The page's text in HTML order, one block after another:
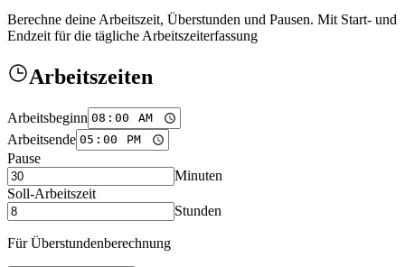
Berechne deine Arbeitszeit, Überstunden und Pausen. Mit Start- und
Endzeit für die tägliche Arbeitszeiterfassung
Arbeitszeiten
Arbeitsbeginn
Arbeitsende
Pause
Minuten
Soll-Arbeitszeit
Stunden
Für Überstundenberechnung